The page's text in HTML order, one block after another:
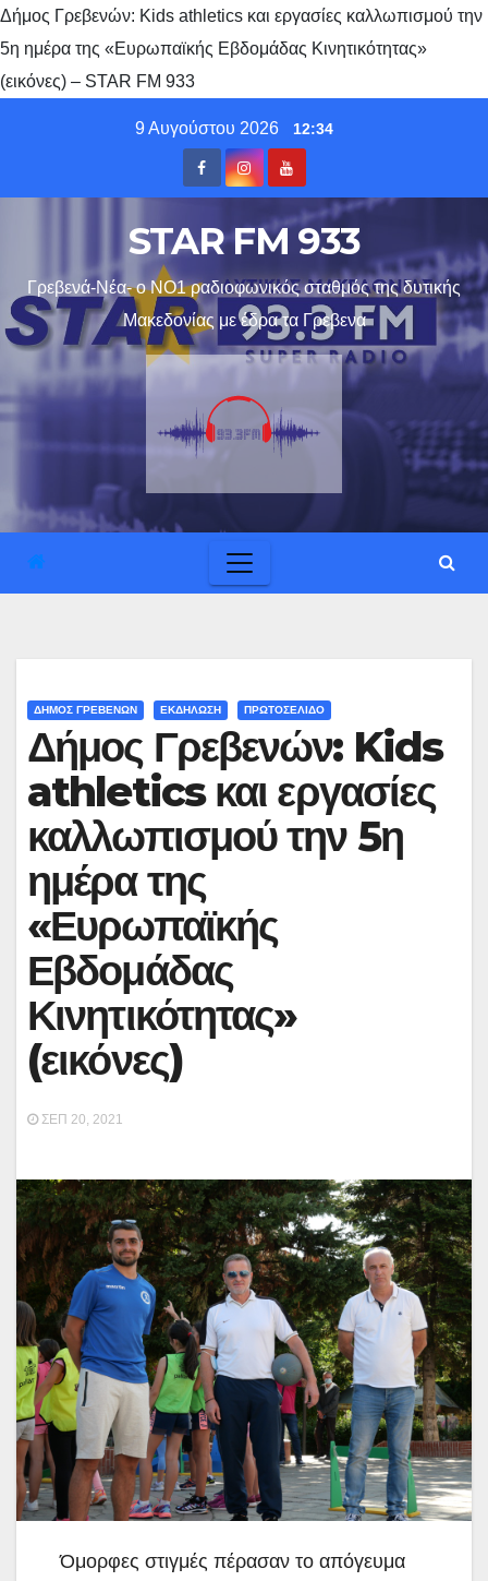
Δήμος Γρεβενών: Kids athletics και εργασίες καλλωπισμού την
5η ημέρα της «Ευρωπαϊκής Εβδομάδας Κινητικότητας»
(εικόνες) – STAR FM 933
9 Αυγούστου 2026 12:34
STAR FM 933
Γρεβενά-Νέα- ο ΝΟ1 ραδιοφωνικός σταθμός της δυτικής
Μακεδονίας με έδρα τα Γρεβενα
ΔΗΜΟΣ ΓΡΕΒΕΝΩΝ ΕΚΔΗΛΩΣΗ ΠΡΩΤΟΣΕΛΙΔΟ
Δήμος Γρεβενών: Kids
athletics και εργασίες
καλλωπισμού την 5η
ημέρα της
«Ευρωπαϊκής
Εβδομάδας
Κινητικότητας»
(εικόνες)
ΣΕΠ 20, 2021
Όμορφες στιγμές πέρασαν το απόγευμα